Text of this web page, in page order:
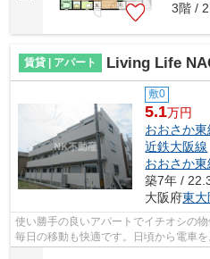
3階 /
賃貸 | アパート Living Life NAGASE(リ
敷0
5.1万円
おおさか東
近鉄大阪線
おおさか東
築7年 /
大阪府東
使い勝手の良いアパートでイチオシの
毎日の移動も快適です。日頃から電車
件はいかがでしょうか。2019年築のコ